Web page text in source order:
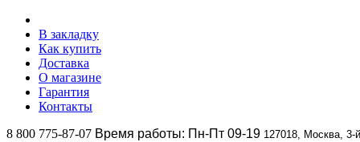
В закладку
Как купить
Доставка
О магазине
Гарантия
Контакты
8 800 775-87-07 Время работы: Пн-Пт 09-19 127018, Москва,